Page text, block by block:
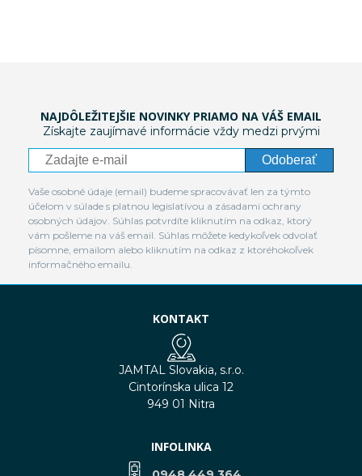
NAJDÔLEŽITEJŠIE NOVINKY PRIAMO NA VÁŠ EMAIL
Získajte zaujímavé informácie vždy medzi prvými
Odoberať
Vaše osobné údaje (email) budeme spracovávať len za týmto
účelom v súlade s platnou legislatívou a zásadami ochrany
osobných údajov. Súhlas potvrdíte kliknutím na odkaz, ktorý
vám pošleme na váš email. Súhlas môžete kedykoľvek odvolať
písomne, emailom alebo kliknutím na odkaz z ktoréhokoľvek
informačného emailu.
KONTAKT
JAMTAL Slovakia, s.r.o.
Cintorínska ulica 12
949 01 Nitra
INFOLINKA